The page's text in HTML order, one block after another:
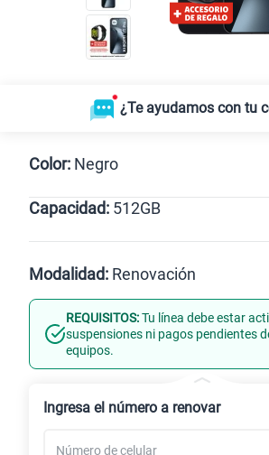
¿Te ayudamos con tu
Color: Negro
Negro
Capacidad: 512GB
512GB
Modalidad: Renovación
Línea Nueva
REQUISITOS:Tu línea debe estar
suspensiones ni pagos pendientes
equipos.
Ingresa el número a renovar